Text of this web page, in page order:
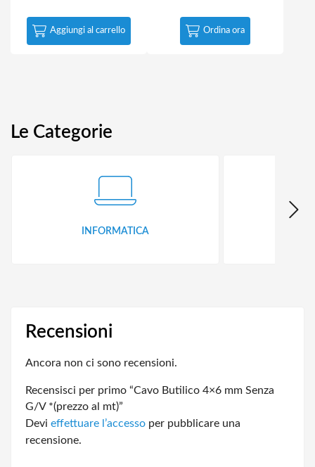
Aggiungi al carrello Ordina ora
Le Categorie
INFORMATICA
Recensioni
Ancora non ci sono recensioni.
Recensisci per primo “Cavo Butilico 4×6 mm Senza
G/V *(prezzo al mt)”
Devi effettuare l’accesso per pubblicare una
recensione.